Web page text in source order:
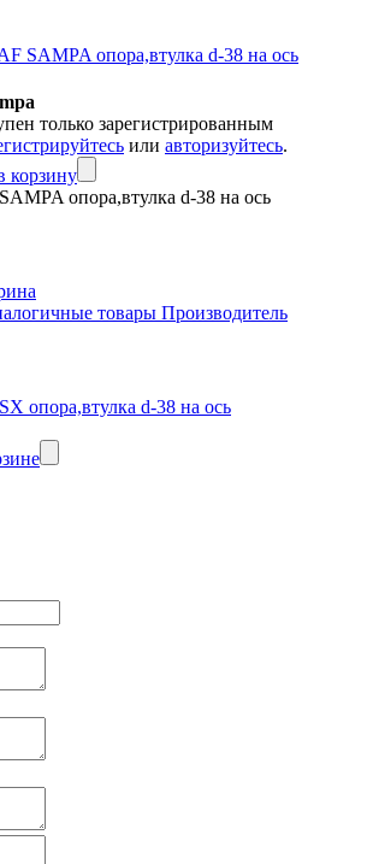
только зарегистрированным
или авторизуйтесь.
корзину
опора,втулка d-38 на ось
товары Производитель
опора,втулка d-38 на ось